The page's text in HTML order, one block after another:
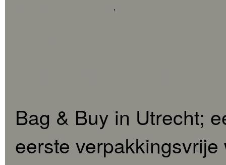
,
Bag & Buy in Utrecht;
eerste